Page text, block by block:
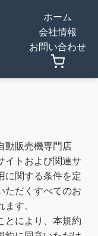
ホーム
会社情報
お問い合わせ
動販売機専門店
イトおよび関連サ
に関する条件を定
ただくすべてのお
す。
とにより、本規約